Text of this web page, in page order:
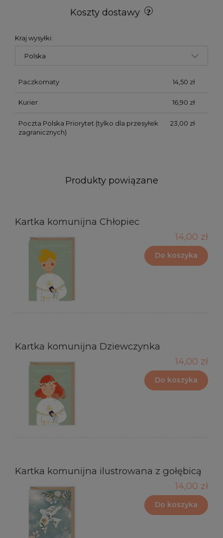
Koszty dostawy
Kraj wysyłki:
Paczkomaty 14,50 zł
Kurier 16,90 zł
Poczta Polska Priorytet (tylko dla przesyłek
zagranicznych)
23,00 zł
Produkty powiązane
Kartka komunijna Chłopiec
14,00 zł
Do koszyka
Kartka komunijna Dziewczynka
14,00 zł
Do koszyka
Kartka komunijna ilustrowana z gołębicą
14,00 zł
Do koszyka